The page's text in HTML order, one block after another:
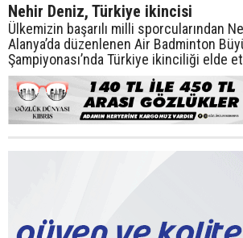
Nehir Deniz, Türkiye ikincisi
Ülkemizin başarılı milli sporcularından
Alanya’da düzenlenen Air Badminton
Şampiyonası’nda Türkiye ikinciliği elde